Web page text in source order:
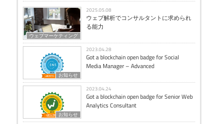
ウェブマーケティング
2025.05.08
ウェブ解析でコンサルタントに求められ
る能力
お知らせ
2023.04.28
Got a blockchain open badge for Social
Media Manager – Advanced
お知らせ
2023.04.24
Got a blockchain open badge for Senior Web
Analytics Consultant